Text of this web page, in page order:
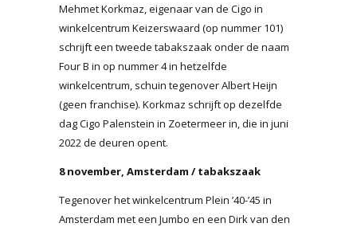
Mehmet Korkmaz, eigenaar van de Cigo in
winkelcentrum Keizerswaard (op nummer 101)
schrijft een tweede tabakszaak onder de naam
Four B in op nummer 4 in hetzelfde
winkelcentrum, schuin tegenover Albert Heijn
(geen franchise). Korkmaz schrijft op dezelfde
dag Cigo Palenstein in Zoetermeer in, die in juni
2022 de deuren opent.
8 november, Amsterdam / tabakszaak
Tegenover het winkelcentrum Plein ’40-’45 in
Amsterdam met een Jumbo en een Dirk van den